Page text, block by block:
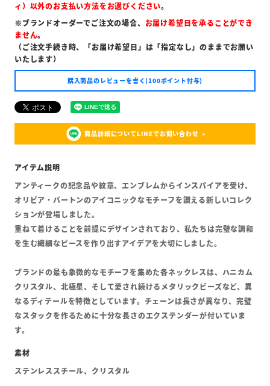
ィ）以外のお支払い方法をお選びください。
※ブランドオーダーでご注文の場合、 お届け希望日を承ることができ
ません。
（ご注文手続き時、「お届け希望日」は「指定なし」のままでお願い
いたします）
購入商品のレビューを書く(100ポイント付与)
商品詳細についてLINEでお問い合わせ
アンティークの記念品や紋章、エンブレムからインスパイアを受け、
オリビア・バートンのアイコニックなモチーフを讃える新しいコレク
ションが登場しました。
重ねて着けることを前提にデザインされており、私たちは完璧な調和
を生む繊細なピースを作り出すアイデアを大切にしました。
ブランドの最も象徴的なモチーフを集めた各ネックレスは、ハニカム
クリスタル、北極星、そして愛され続けるメタリックビーズなど、異
なるディテールを特徴としています。チェーンは長さが異なり、完璧
なスタックを作るために十分な長さのエクステンダーが付いていま
す。
ステンレススチール、クリスタル